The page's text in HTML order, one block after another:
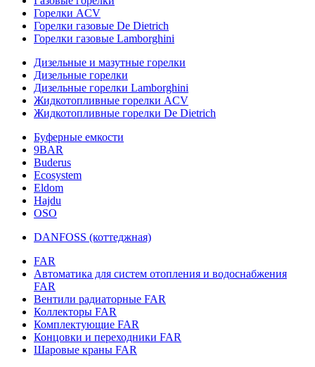
Горелки ACV
Горелки газовые De Dietrich
Горелки газовые Lamborghini
Дизельные и мазутные горелки
Дизельные горелки
Дизельные горелки Lamborghini
Жидкотопливные горелки ACV
Жидкотопливные горелки De Dietrich
Буферные емкости
9BAR
Buderus
Ecosystem
Eldom
Hajdu
OSO
DANFOSS (коттеджная)
FAR
Автоматика для систем отопления и водоснабжения
FAR
Вентили радиаторные FAR
Коллекторы FAR
Комплектующие FAR
Концовки и переходники FAR
Шаровые краны FAR